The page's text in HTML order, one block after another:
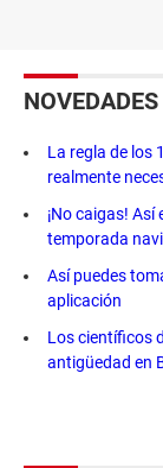
NOVEDADES
La regla de los
realmente
¡No caigas!
temporada
Así puedes
aplicación
Los científicos
antigüedad en